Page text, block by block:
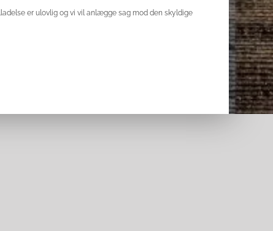
er ulovlig og vi vil anlægge sag mod den skyldige